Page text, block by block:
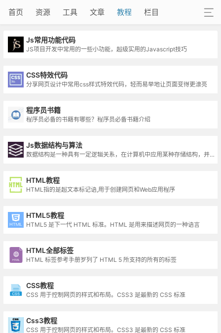
首页 资源 工具 文章 教程 栏目
Js常用功能代码
JS项目开发中常用的一些小功能，超级实用的Javascript技巧
CSS特效代码
分享网页设计中常用css样式特效代码，轻而易举地让页面变得更漂亮
程序员书籍
程序员必备的书籍有哪些？程序员必备书籍介绍
Js数据结构与算法
数据结构是一种具有一定逻辑关系，在计算机中应用某种存储结构，并且封装了相应操作的数据元素集合
HTML教程
HTML指的是超文本标记语,用于创建网页和Web应用程序
HTML5教程
HTML5 是下一代 HTML 标准。HTML 是用来描述网页的一种语言
HTML全部标签
HTML 标签参考手册罗列了 HTML 5 所支持的所有的标签
CSS教程
CSS 用于控制网页的样式和布局。CSS3 是最新的 CSS 标准
Css3教程
CSS 用于控制网页的样式和布局。CSS3 是最新的 CSS 标准